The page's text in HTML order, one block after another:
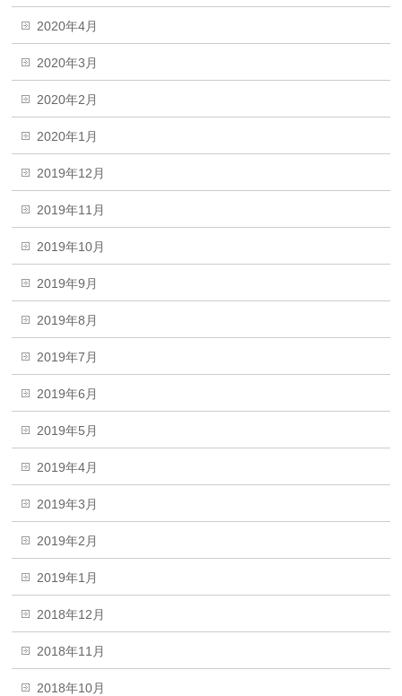
2020年4月
2020年3月
2020年2月
2020年1月
2019年12月
2019年11月
2019年10月
2019年9月
2019年8月
2019年7月
2019年6月
2019年5月
2019年4月
2019年3月
2019年2月
2019年1月
2018年12月
2018年11月
2018年10月